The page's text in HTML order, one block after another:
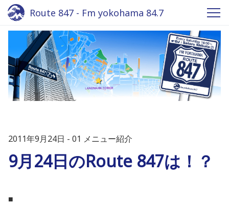
Route 847 - Fm yokohama 84.7
2011年9月24日 01 メニュー紹介
9月24日のRoute 847は！？
■